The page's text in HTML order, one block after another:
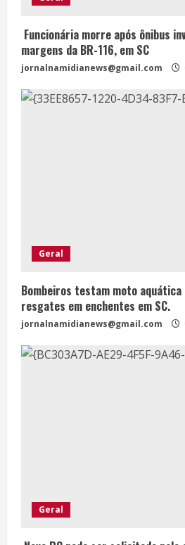
Funcionária morre após ônibus
margens da BR-116, em SC
jornalnamidianews@gmail.com
Geral
Bombeiros testam moto
resgates em enchentes em SC.
jornalnamidianews@gmail.com
Geral